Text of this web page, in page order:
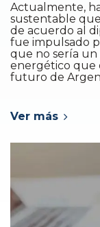
Actualmente,
sustentable
de acuerdo al
fue impulsado
que no sería un
energético que
futuro de
Ver más